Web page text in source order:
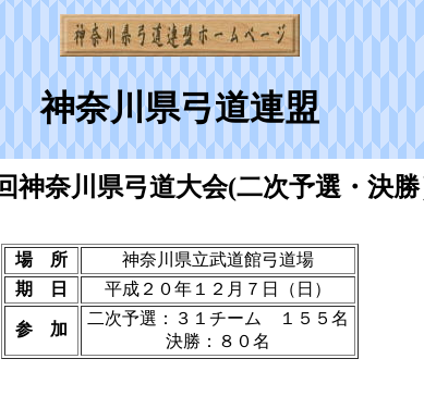
神奈川県弓道連盟
神奈川県弓道大会(二次予選・決
場 所
神奈川県立武道館弓道場
期 日
平成２０年１２月７日（日）
参 加
二次予選：３１チーム １５５名
決勝：８０名